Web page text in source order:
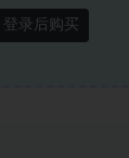
登录后购买